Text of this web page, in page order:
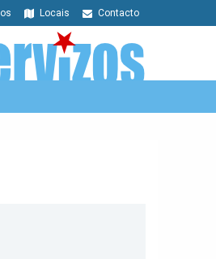
Contacto
Locais